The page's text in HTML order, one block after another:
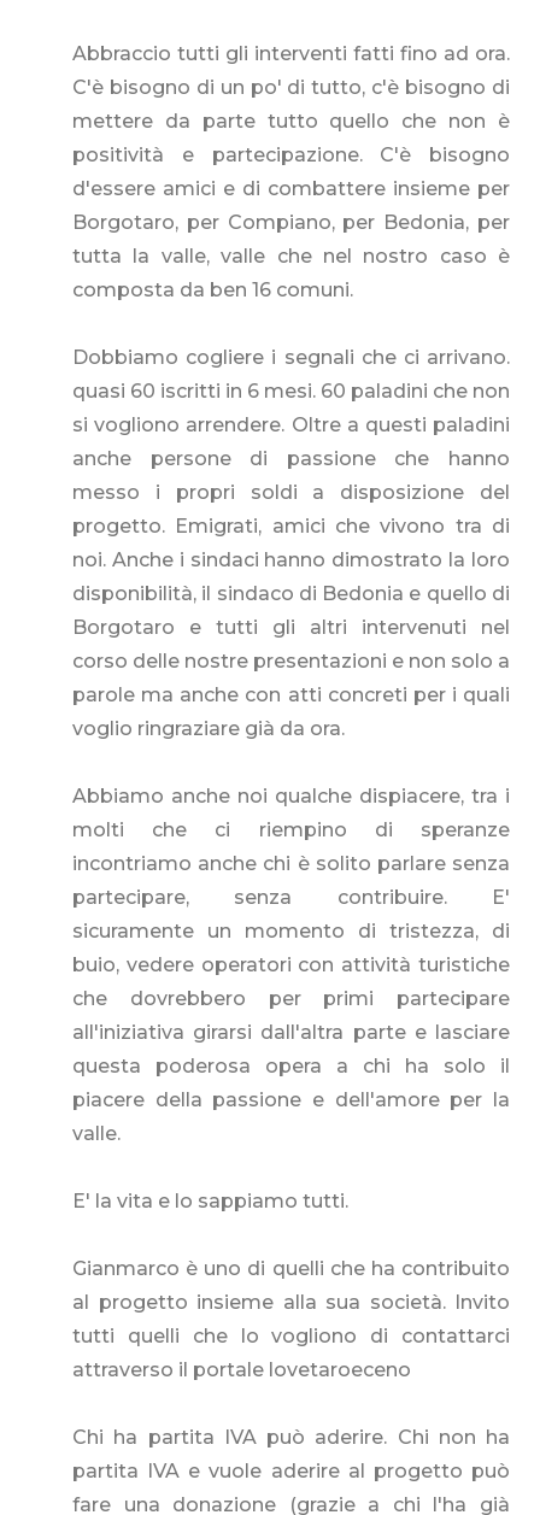
Abbraccio tutti gli interventi fatti fino ad ora.
C'è bisogno di un po' di tutto, c'è bisogno di
mettere da parte tutto quello che non è
positività e partecipazione. C'è bisogno
d'essere amici e di combattere insieme per
Borgotaro, per Compiano, per Bedonia, per
tutta la valle, valle che nel nostro caso è
composta da ben 16 comuni.
Dobbiamo cogliere i segnali che ci arrivano.
quasi 60 iscritti in 6 mesi. 60 paladini che non
si vogliono arrendere. Oltre a questi paladini
anche persone di passione che hanno
messo i propri soldi a disposizione del
progetto. Emigrati, amici che vivono tra di
noi. Anche i sindaci hanno dimostrato la loro
disponibilità, il sindaco di Bedonia e quello di
Borgotaro e tutti gli altri intervenuti nel
corso delle nostre presentazioni e non solo a
parole ma anche con atti concreti per i quali
voglio ringraziare già da ora.
Abbiamo anche noi qualche dispiacere, tra i
molti che ci riempino di speranze
incontriamo anche chi è solito parlare senza
partecipare, senza contribuire. E'
sicuramente un momento di tristezza, di
buio, vedere operatori con attività turistiche
che dovrebbero per primi partecipare
all'iniziativa girarsi dall'altra parte e lasciare
questa poderosa opera a chi ha solo il
piacere della passione e dell'amore per la
valle.
E' la vita e lo sappiamo tutti.
Gianmarco è uno di quelli che ha contribuito
al progetto insieme alla sua società. Invito
tutti quelli che lo vogliono di contattarci
attraverso il portale lovetaroeceno
Chi ha partita IVA può aderire. Chi non ha
partita IVA e vuole aderire al progetto può
fare una donazione (grazie a chi l'ha già